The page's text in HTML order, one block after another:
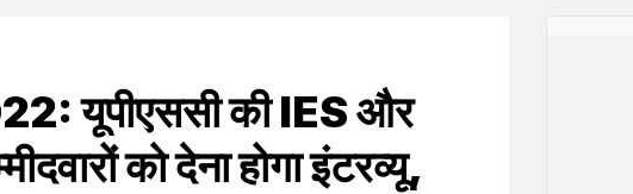
यूपीएससी की IES और
को देना होगा इंटरव्यू,